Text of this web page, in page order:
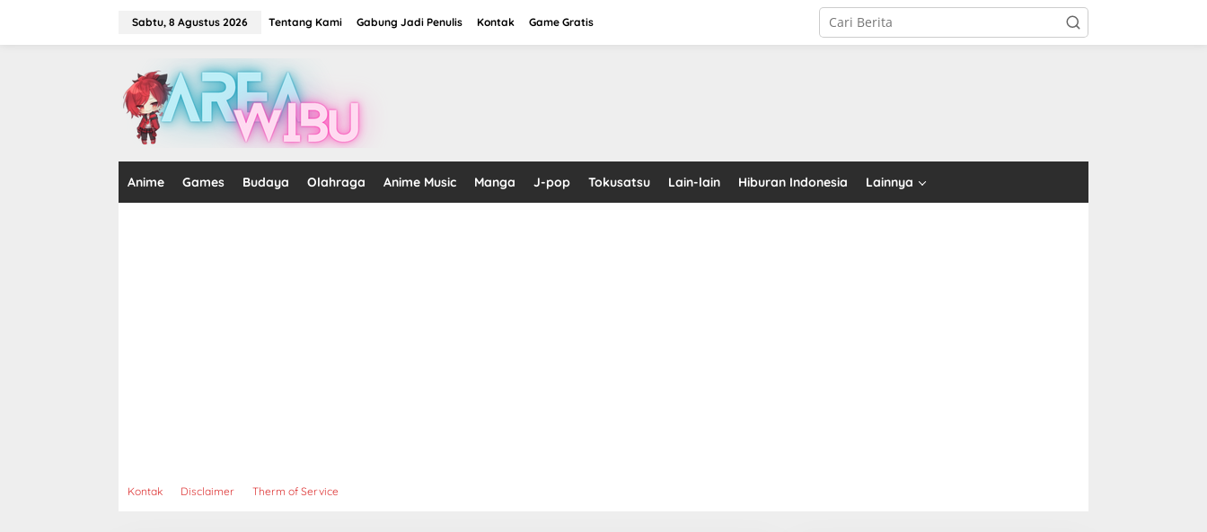
Sabtu, 8 Agustus 2026 Tentang Kami Gabung Jadi Penulis Kontak Game Gratis
Anime Games Budaya Olahraga Anime Music Manga J-pop Tokusatsu Lain-lain Hiburan Indonesia Lainnya
Kontak Disclaimer Therm of Service